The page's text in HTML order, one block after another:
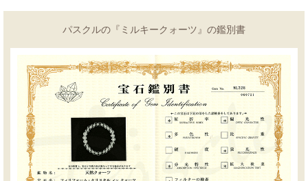
パスクルの『ミルキークォーツ』の鑑別書